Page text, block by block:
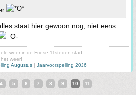
staat hier gewoon nog, niet eens
weer in de Friese 11steden stad
weer!
Augustus | Jaarvoorspelling 2026
4 5 6 7 8 9 10 11